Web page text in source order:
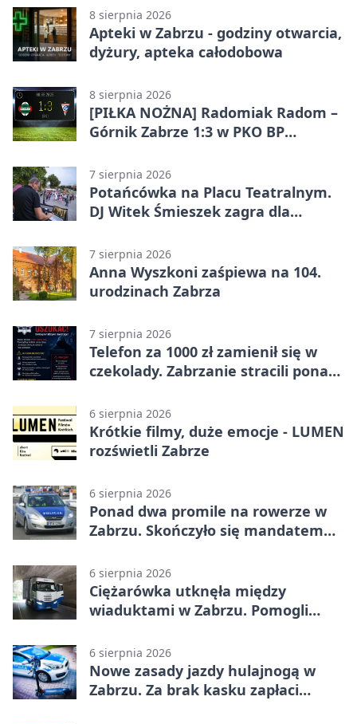
8 sierpnia 2026
Apteki w Zabrzu - godziny otwarcia,
dyżury, apteka całodobowa
8 sierpnia 2026
[PIŁKA NOŻNA] Radomiak Radom –
Górnik Zabrze 1:3 w PKO BP
Federico dał zabrzanom zwycięstwo
7 sierpnia 2026
Potańcówka na Placu Teatralnym.
DJ Witek Śmieszek zagra dla
7 sierpnia 2026
Anna Wyszkoni zaśpiewa na 104.
urodzinach Zabrza
7 sierpnia 2026
Telefon za 1000 zł zamienił się w
czekolady. Zabrzanie stracili ponad
6 sierpnia 2026
Krótkie filmy, duże emocje - LUMEN
rozświetli Zabrze
6 sierpnia 2026
Ponad dwa promile na rowerze w
Zabrzu. Skończyło się mandatem
6 sierpnia 2026
Ciężarówka utknęła między
wiaduktami w Zabrzu. Pomogli
6 sierpnia 2026
Nowe zasady jazdy hulajnogą w
Zabrzu. Za brak kasku zapłaci